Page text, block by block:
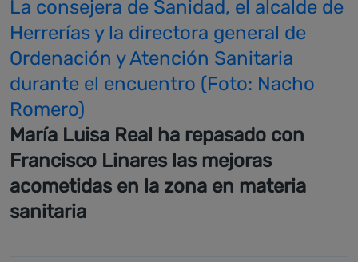
La consejera de Sanidad, el alcalde de
Herrerías y la directora general de
Ordenación y Atención Sanitaria
durante el encuentro (Foto: Nacho
Romero)
María Luisa Real ha repasado con
Francisco Linares las mejoras
acometidas en la zona en materia
sanitaria